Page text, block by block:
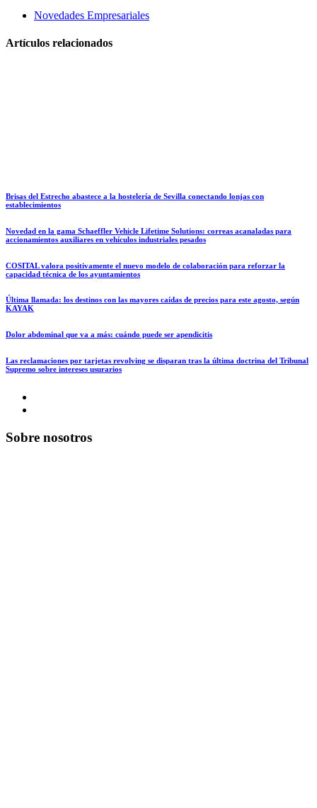
Novedades Empresariales
Artículos relacionados
Brisas del Estrecho abastece a la hostelería de Sevilla conectando lonjas con
establecimientos
Novedad en la gama Schaeffler Vehicle Lifetime Solutions: correas acanaladas para
accionamientos auxiliares en vehículos industriales pesados
COSITAL valora positivamente el nuevo modelo de colaboración para reforzar la
capacidad técnica de los ayuntamientos
Última llamada: los destinos con las mayores caídas de precios para este agosto, según
KAYAK
Dolor abdominal que va a más: cuándo puede ser apendicitis
Las reclamaciones por tarjetas revolving se disparan tras la última doctrina del Tribunal
Supremo sobre intereses usurarios
Sobre nosotros